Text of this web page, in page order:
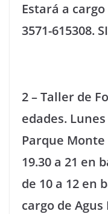
Estará a
3571-615308.
2 – Taller de
edades.
Parque
19.30 a 21 en
de 10 a 12 en
cargo de Agus